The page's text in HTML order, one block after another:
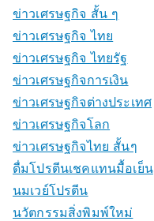
ข่าวเศรษฐกิจ สั้น ๆ
ข่าวเศรษฐกิจ ไทย
ข่าวเศรษฐกิจ ไทยรัฐ
ข่าวเศรษฐกิจการเงิน
ข่าวเศรษฐกิจต่างประเทศ
ข่าวเศรษฐกิจโลก
ข่าวเศรษฐกิจไทย สั้นๆ
ดื่มโปรตีนเชคแทนมื้อเย็น
นมเวย์โปรตีน
นวัตกรรมสิ่งพิมพ์ใหม่